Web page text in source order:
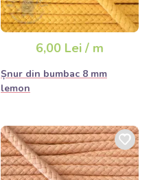
6,00 Lei / m
Șnur din bumbac 8 mm
lemon